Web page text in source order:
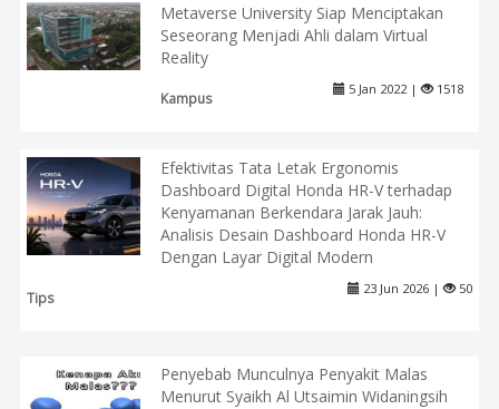
Metaverse University Siap Menciptakan
Seseorang Menjadi Ahli dalam Virtual
Reality
Kampus
5 Jan 2022 | 1518
Efektivitas Tata Letak Ergonomis
Dashboard Digital Honda HR-V terhadap
Kenyamanan Berkendara Jarak Jauh:
Analisis Desain Dashboard Honda HR-V
Dengan Layar Digital Modern
Tips
23 Jun 2026 | 50
Penyebab Munculnya Penyakit Malas
Menurut Syaikh Al Utsaimin Widaningsih